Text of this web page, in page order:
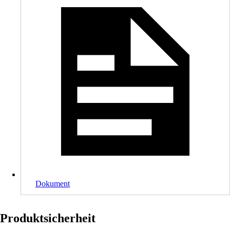
Dokument
Produktsicherheit